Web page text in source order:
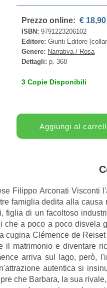
Prezzo online: € 18,90
ISBN:9791223206102
Editore:Giunti Editore
Genere: Narrativa / Rosa
Dettagli:p. 368
3 Copie Disponibili
Filippo Arconati
famiglia dedita alla
figlia di un facoltoso
che a poco a poco
cugina Clémence de
il matrimonio e diventare
arriva sul lago, però,
autentica si
che Barbara, la sua